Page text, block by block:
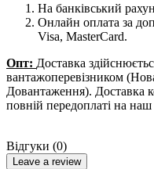
На банківський
Онлайн оплата за
Visa, MasterCard.
Опт: Доставка
вантажоперевізником
Довантаження).
повній передоплаті на
Відгуки (0)
Leave a review